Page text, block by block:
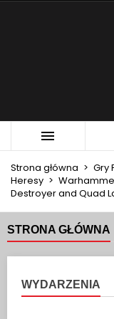

Strona główna Gry
Heresy
Destroyer and Quad
STRONA GŁÓWNA
WYDARZENIA
MOJE
Utwórz nową
UTWÓRZ
ZALOGUJ
MUSISZ BYĆ
NA SWOJEJ